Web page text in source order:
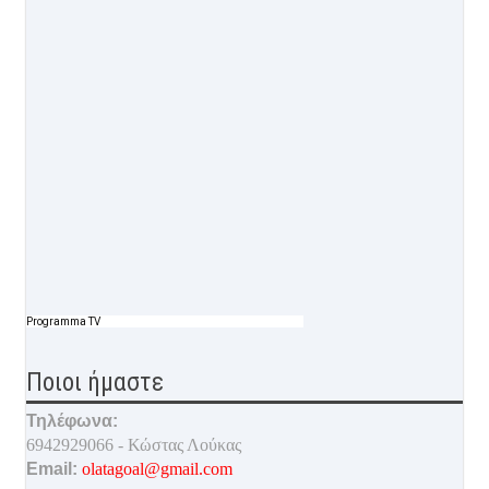
Programma TV
Ποιοι ήμαστε
Τηλέφωνα:
6942929066 - Κώστας Λούκας
Email: olatagoal@gmail.com